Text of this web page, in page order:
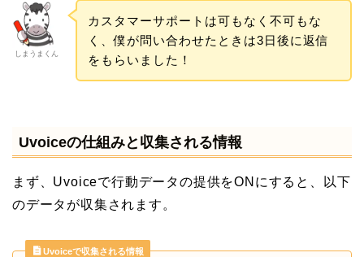
しまうまくん
カスタマーサポートは可もなく不可もな
く、僕が問い合わせたときは3日後に返信
をもらいました！
Uvoiceの仕組みと収集される情報
まず、Uvoiceで行動データの提供をONにすると、以下
のデータが収集されます。
Uvoiceで収集される情報